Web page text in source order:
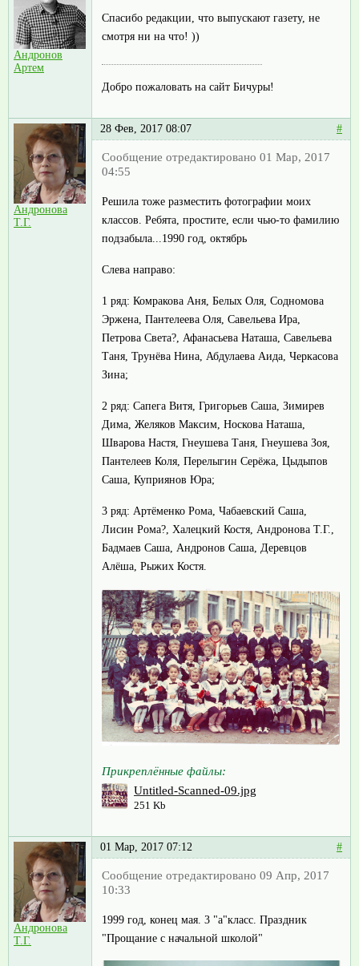
Андронов
Артем
Спасибо редакции, что выпускают газету, не
смотря ни на что! ))
Добро пожаловать на сайт Бичуры!
Андронова
Т.Г.
28 Фев, 2017 08:07 #
Сообщение отредактировано 01 Мар, 2017
04:55
Решила тоже разместить фотографии моих
классов. Ребята, простите, если чью-то фамилию
подзабыла...1990 год, октябрь
Слева направо:
1 ряд: Комракова Аня, Белых Оля, Содномова
Эржена, Пантелеева Оля, Савельева Ира,
Петрова Света?, Афанасьева Наташа, Савельева
Таня, Трунёва Нина, Абдулаева Аида, Черкасова
Зина;
2 ряд: Сапега Витя, Григорьев Саша, Зимирев
Дима, Желяков Максим, Носкова Наташа,
Шварова Настя, Гнеушева Таня, Гнеушева Зоя,
Пантелеев Коля, Перелыгин Серёжа, Цыдыпов
Саша, Куприянов Юра;
3 ряд: Артёменко Рома, Чабаевский Саша,
Лисин Рома?, Халецкий Костя, Андронова Т.Г.,
Бадмаев Саша, Андронов Саша, Деревцов
Алёша, Рыжих Костя.
Прикреплённые файлы:
Untitled-Scanned-09.jpg
251 Kb
Андронова
Т.Г.
01 Мар, 2017 07:12 #
Сообщение отредактировано 09 Апр, 2017
10:33
1999 год, конец мая. 3 "а"класс. Праздник
"Прощание с начальной школой"